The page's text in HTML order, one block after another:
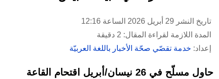
تاريخ النشر 29 أبريل 2026 الساعة 12:16
المدة اللازمة لقراءة المقال: 2 دقيقة
إعداد: خدمة تقصّي صحّة الأخبار باللغة العربيّة
حاول مسلّح في 26 نيسان/أبريل اقتحام القاعة